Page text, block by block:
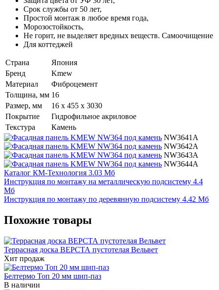
Срок службы от 50 лет,
Простой монтаж в любое время года,
Морозостойкость,
Не горит, не выделяет вредных веществ. Самоочищение
Для коттеджей
Страна
Япония
Бренд
Kmew
Материал
Фиброцемент
Толщина, мм 16
Размер, мм
16 x 455 x 3030
Покрытие
Гидрофильное акриловое
Текстура
Камень
NW3641A
NW3642A
NW3643A
NW3644A
Каталог КМ-Технология 3.03 Мб
Инструкция по монтажу на металлическую подсистему 4.4
Мб
Инструкция по монтажу по деревянную подсистему 4.42 Мб
Похожие товары
Террасная доска ВЕРСТА пустотелая Вельвет
Хит продаж
Белтермо Топ 20 мм шип-паз
В наличии